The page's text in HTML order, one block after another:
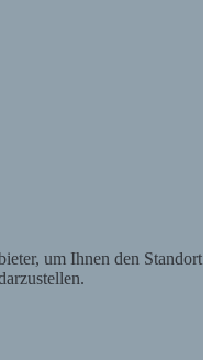
um Ihnen den Standort